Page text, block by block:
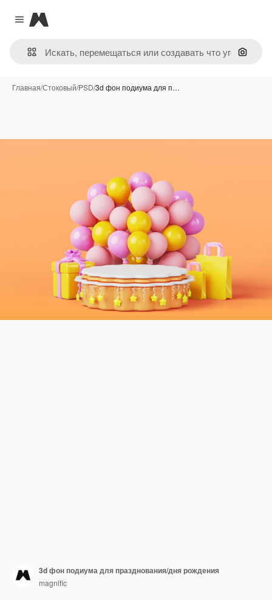
Close menu
Magnific
Поиск
Главная/Стоковый/PSD/3d фон подиума для п…
3d фон подиума для празднования/дня рождения
magnific